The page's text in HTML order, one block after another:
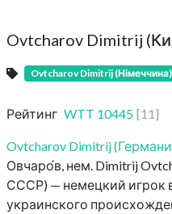
Ovtcharov Dimitrij
Ovtcharov Dimitrij (Німеччина)
Рейтинг WTT 10445 [11 ]
Ovtcharov Dimitrij
Овчаро́в, нем. Dimitrij
СССР) — немецкий игрок
украинского